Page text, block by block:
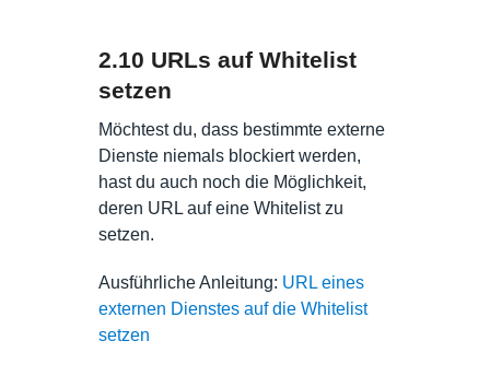
2.10 URLs auf Whitelist
setzen
Möchtest du, dass bestimmte externe
Dienste niemals blockiert werden,
hast du auch noch die Möglichkeit,
deren URL auf eine Whitelist zu
setzen.
Ausführliche Anleitung: URL eines
externen Dienstes auf die Whitelist
setzen